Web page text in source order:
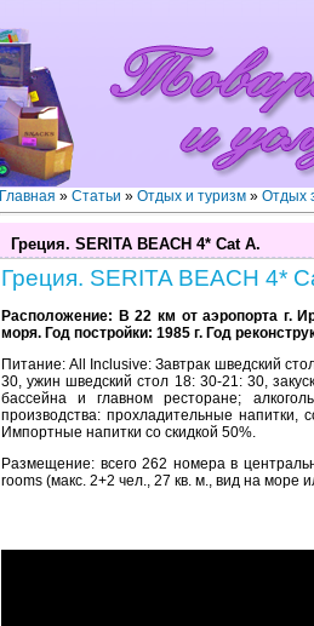
Главная » Статьи » Отдых и туризм » Отдых
Греция. SERITA BEACH 4* Cat A.
Греция. SERITA BEACH 4*
Расположение: В 22 км от аэропорта г.
моря. Год постройки: 1985 г. Год
Питание: All Inclusive: Завтрак шведский
30, ужин шведский стол 18: 30-21: 30,
бассейна и главном ресторане;
производства: прохладительные напитки,
Импортные напитки со скидкой 50%.
Размещение: всего 262 номера в
rooms (макс. 2+2 чел., 27 кв. м., вид на море